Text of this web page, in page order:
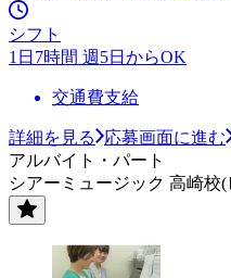
シフト
1日7時間 週5日からOK
交通費支給
詳細を見る
応募画面に進む
アルバイト・パート
シアーミュージック 高崎校